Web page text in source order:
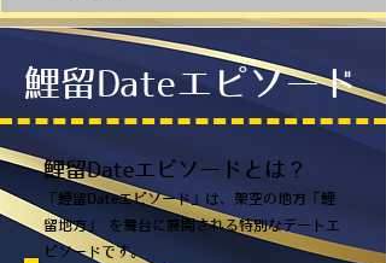
鯉留Dateエピソード
鯉留Dateエピソードとは？
「鯉留Dateエピソード」は、架空の地方「鯉
留地方」 を舞台に展開される特別なデートエ
ピソードです。